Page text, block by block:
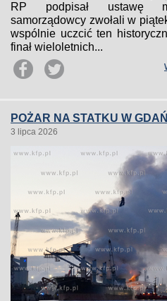
RP podpisał ustawę
samorządowcy zwołali w
wspólnie uczcić ten
finał wieloletnich...
POŻAR NA STATKU W
3 lipca 2026